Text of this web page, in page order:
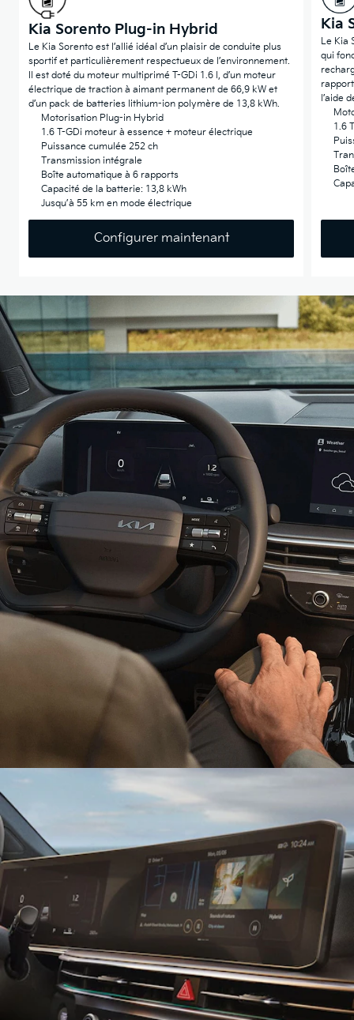
Kia Sorento Plug-in Hybrid
Le Kia Sorento est l’allié idéal d’un plaisir de conduite plus
sportif et particulièrement respectueux de l’environnement.
Il est doté du moteur multiprimé T-GDi 1.6 l, d’un moteur
électrique de traction à aimant permanent de 66,9 kW et
d’un pack de batteries lithium-ion polymère de 13,8 kWh.
Motorisation Plug-in Hybrid
1.6 T-GDi moteur à essence + moteur électrique
Puissance cumulée 252 ch
Transmission intégrale
Boîte automatique à 6 rapports
Capacité de la batterie: 13,8 kWh
Jusqu’à 55 km en mode électrique
Configurer maintenant
Kia
Le Kia
qui
l’aide
1.6